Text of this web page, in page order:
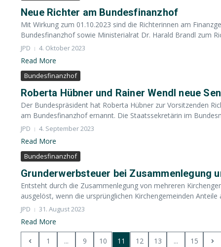
Neue Richter am Bundesfinanzhof
Mit Wirkung zum 01.10.2023 sind die Richterinnen am
Bundesfinanzhof sowie Ministerialrat Dr. Harald Brandl zum
JPD 4. Oktober 2023
Read More
Bundesfinanzhof
Roberta Hübner und Rainer Wendl neue
Der Bundespräsident hat Roberta Hübner zur Vorsitzenden
am Bundesfinanzhof ernannt. Die Staatssekretärin im
JPD 4. September 2023
Read More
Bundesfinanzhof
Grunderwerbsteuer bei Zusammenlegung
Entsteht durch die Zusammenlegung von mehreren
ausgelöst, wenn die ursprünglichen Kirchengemeinden Anteile
JPD 31. August 2023
Read More
1 ... 9 10 11 12 13 ... 15